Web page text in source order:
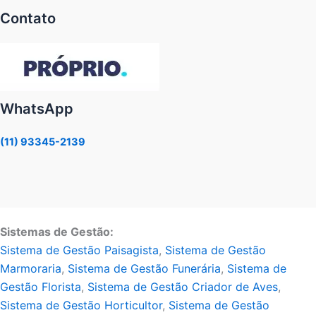
Contato
WhatsApp
(11) 93345-2139
Sistemas de Gestão:
Sistema de Gestão Paisagista, Sistema de Gestão
Marmoraria, Sistema de Gestão Funerária, Sistema de
Gestão Florista, Sistema de Gestão Criador de Aves,
Sistema de Gestão Horticultor, Sistema de Gestão